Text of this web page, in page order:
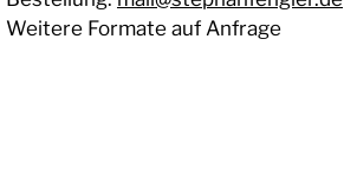
Weitere Formate auf Anfrage